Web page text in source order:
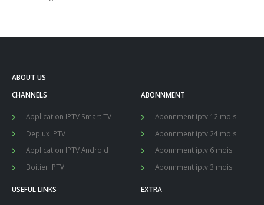
ABOUT US
CHANNELS
Application IPTV Smart TV
Deplux IPTV
Application IPTV Android
Boitier IPTV
ABONNMENT
Abonnment iptv 12 mois
Abonnment iptv 24 mois
Abonnment iptv 6 mois
Abonnment iptv 3 mois
USEFUL LINKS EXTRA